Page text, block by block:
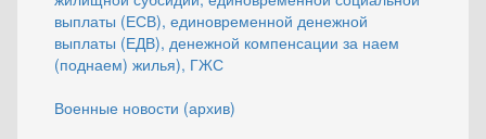
выплаты (ЕСВ), единовременной денежной
выплаты (ЕДВ), денежной компенсации за наем
(поднаем) жилья), ГЖС
Военные новости (архив)